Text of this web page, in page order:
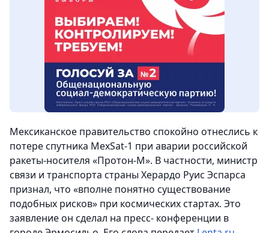
Мексиканское правительство спокойно отнеслись к
потере спутника MexSat-1 при аварии российской
ракеты-носителя «Протон-М». В частности, министр
связи и транспорта страны Херардо Руис Эспарса
признал, что «вполне понятно существование
подобных рисков» при космических стартах. Это
заявление он сделал на пресс- конференции в